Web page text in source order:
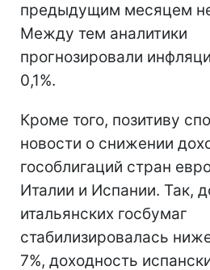
предыдущим месяцем
Между тем аналитики
прогнозировали
0,1%.
Кроме того, позитиву
новости о снижении
гособлигаций стран
Италии и Испании. Так,
итальянских госбумаг
стабилизировалась
7%, доходность